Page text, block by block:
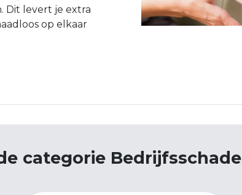
Dit levert je extra
op elkaar
categorie Bedrijfsschade